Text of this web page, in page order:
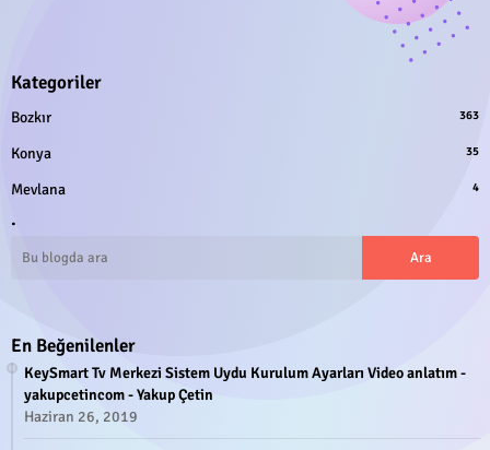
Kategoriler
Bozkır 363
Konya 35
Mevlana 4
.
En Beğenilenler
KeySmart Tv Merkezi Sistem Uydu Kurulum Ayarları Video anlatım -
yakupcetincom - Yakup Çetin
Haziran 26, 2019